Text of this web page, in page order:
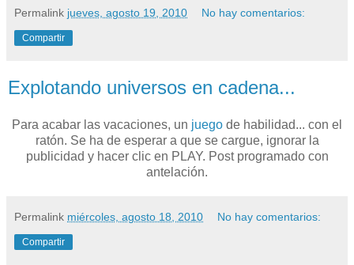
Permalink jueves, agosto 19, 2010 No hay comentarios:
Compartir
Explotando universos en cadena...
Para acabar las vacaciones, un juego de habilidad... con el
ratón. Se ha de esperar a que se cargue, ignorar la
publicidad y hacer clic en PLAY. Post programado con
antelación.
Permalink miércoles, agosto 18, 2010 No hay comentarios:
Compartir